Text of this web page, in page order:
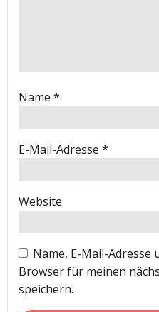
Name *
E-Mail-Adresse *
Website
Name, E-Mail-Adresse
Browser für meinen
speichern.